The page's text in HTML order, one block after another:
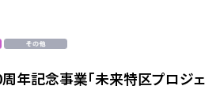
年記念事業「未来特区プロジェ